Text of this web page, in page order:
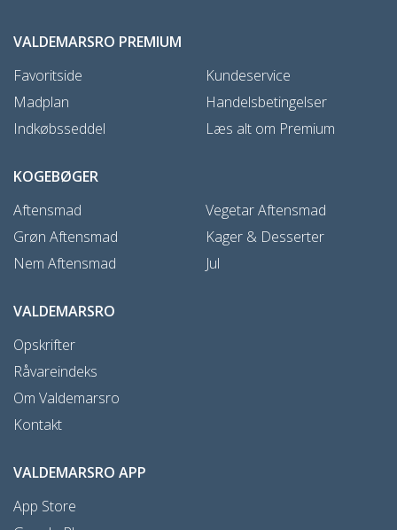
VALDEMARSRO PREMIUM
Favoritside
Madplan
Indkøbsseddel
Kundeservice
Handelsbetingelser
Læs alt om Premium
KOGEBØGER
Aftensmad
Grøn Aftensmad
Nem Aftensmad
Vegetar Aftensmad
Kager & Desserter
Jul
VALDEMARSRO
Opskrifter
Råvareindeks
Om Valdemarsro
Kontakt
VALDEMARSRO APP
App Store